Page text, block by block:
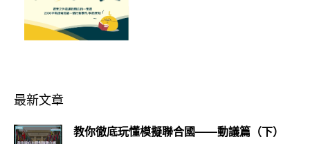
最新文章
教你徹底玩懂模擬聯合國——動議篇（下）